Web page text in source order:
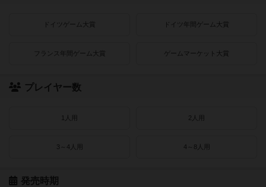
ドイツゲーム大賞 ドイツ年間ゲーム大賞
フランス年間ゲーム大賞 ゲームマーケット大賞
プレイヤー数
1人用 2人用
3～4人用 4～8人用
発売時期